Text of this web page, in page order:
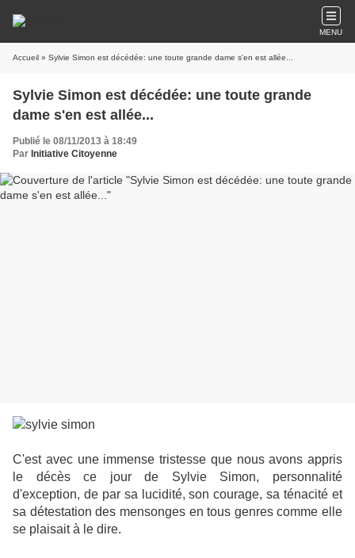
MENU
Accueil » Sylvie Simon est décédée: une toute grande dame s'en est allée...
Sylvie Simon est décédée: une toute grande
dame s'en est allée...
Publié le 08/11/2013 à 18:49
Par Initiative Citoyenne
C'est avec une immense tristesse que nous avons appris
le décès ce jour de Sylvie Simon, personnalité
d'exception, de par sa lucidité, son courage, sa ténacité et
sa détestation des mensonges en tous genres comme elle
se plaisait à le dire.